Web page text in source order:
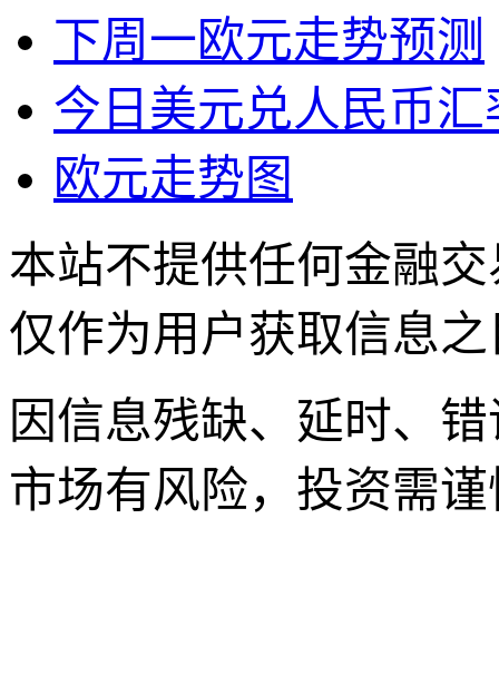
下周一欧元走势预测
今日美元兑人民币汇
欧元走势图
本站不提供任何金融
仅作为用户获取信息
因信息残缺、延时、
市场有风险，投资需